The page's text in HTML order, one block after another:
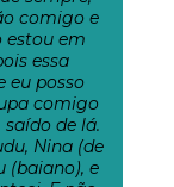
comigo e
estou em
essa
eu posso
comigo
de lá.
Nina (de
(baiano), e